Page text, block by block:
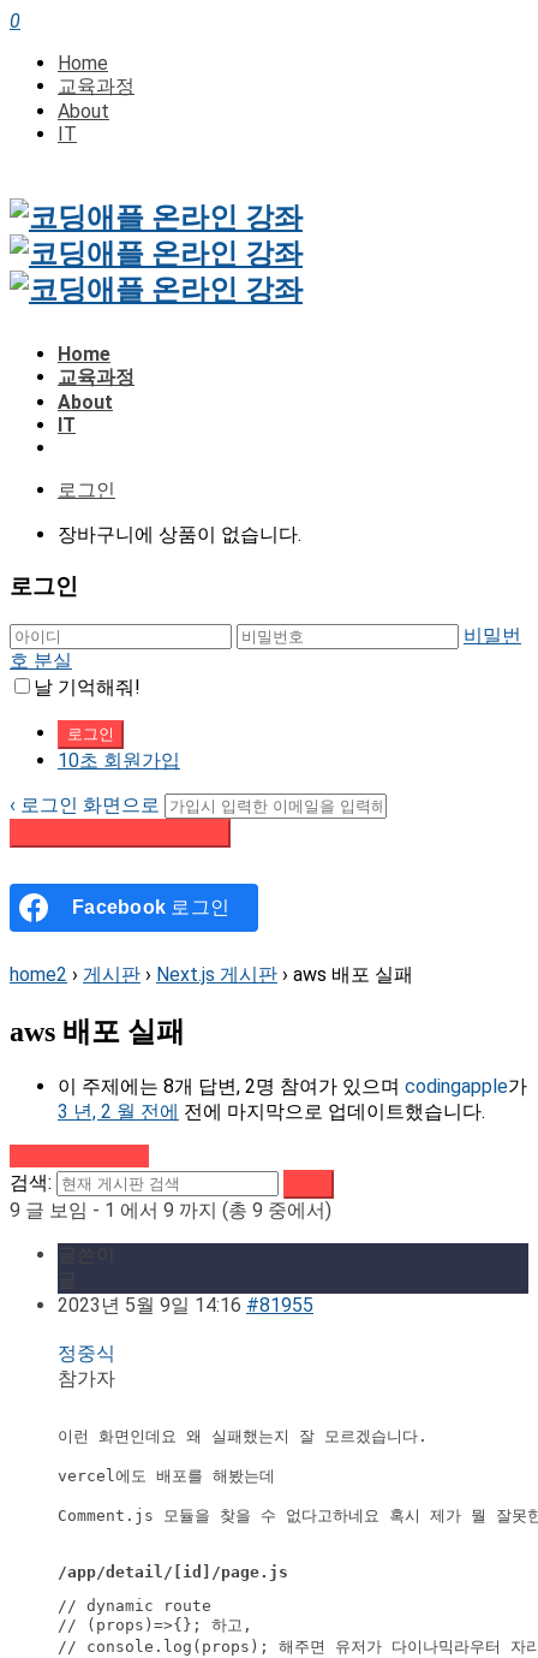
0
Home
교육과정
About
IT
Home
교육과정
About
IT
로그인
장바구니에 상품이 없습니다.
로그인
비밀번
호 분실
날 기억해줘!
10초 회원가입
‹ 로그인 화면으로
Facebook 로그인
home2 › 게시판 › Next.js 게시판 › aws 배포 실패
aws 배포 실패
이 주제에는 8개 답변, 2명 참여가 있으며 codingapple가
3 년, 2 월 전에 전에 마지막으로 업데이트했습니다.
검색:
9 글 보임 - 1 에서 9 까지 (총 9 중에서)
2023년 5월 9일 14:16 #81955
정중식
참가자
이런 화면인데요 왜 실패했는지 잘 모르겠습니다.
Comment.js 모듈을 찾을 수 없다고하네요 혹시 제가 뭘 잘못
/app/detail/[id]/page.js
// dynamic route
// (props)=>{}; 하고,
// console.log(props); 해주면 유저가 다이나믹라우터 자리